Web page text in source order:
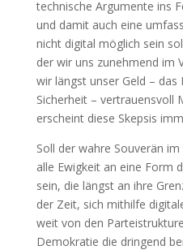
technische Argumente ins
und damit auch eine
nicht digital möglich sein
der wir uns zunehmend im
wir längst unser Geld –
Sicherheit – vertrauensvoll
erscheint diese Skepsis
Soll der wahre Souverän
alle Ewigkeit an eine Form
sein, die längst an ihre
der Zeit, sich mithilfe
weit von den
Demokratie die dringend